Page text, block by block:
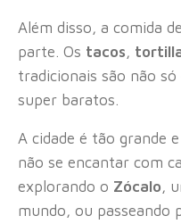
Além disso, a comida
parte. Os tacos,
tradicionais são não
super baratos.
A cidade é tão grande
não se encantar com
explorando o Zócalo,
mundo, ou passeando